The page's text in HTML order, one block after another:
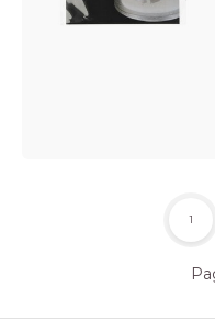
1